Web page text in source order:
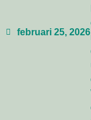
februari 25, 2026